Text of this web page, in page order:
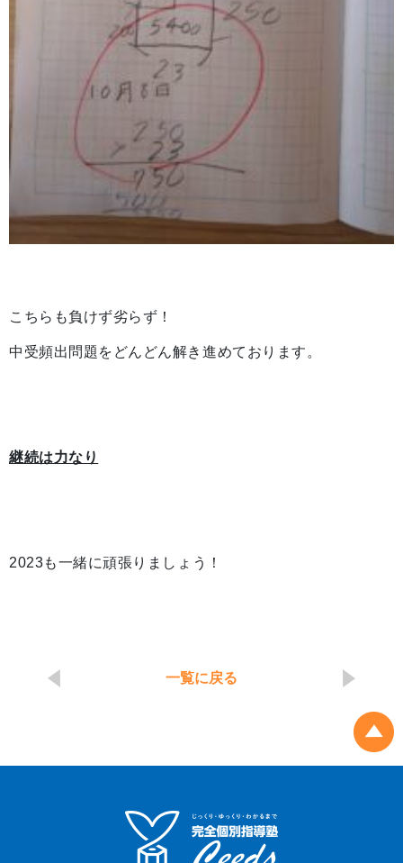
こちらも負けず劣らず！
中受頻出問題をどんどん解き進めております。
継続は力なり
2023も一緒に頑張りましょう！
一覧に戻る